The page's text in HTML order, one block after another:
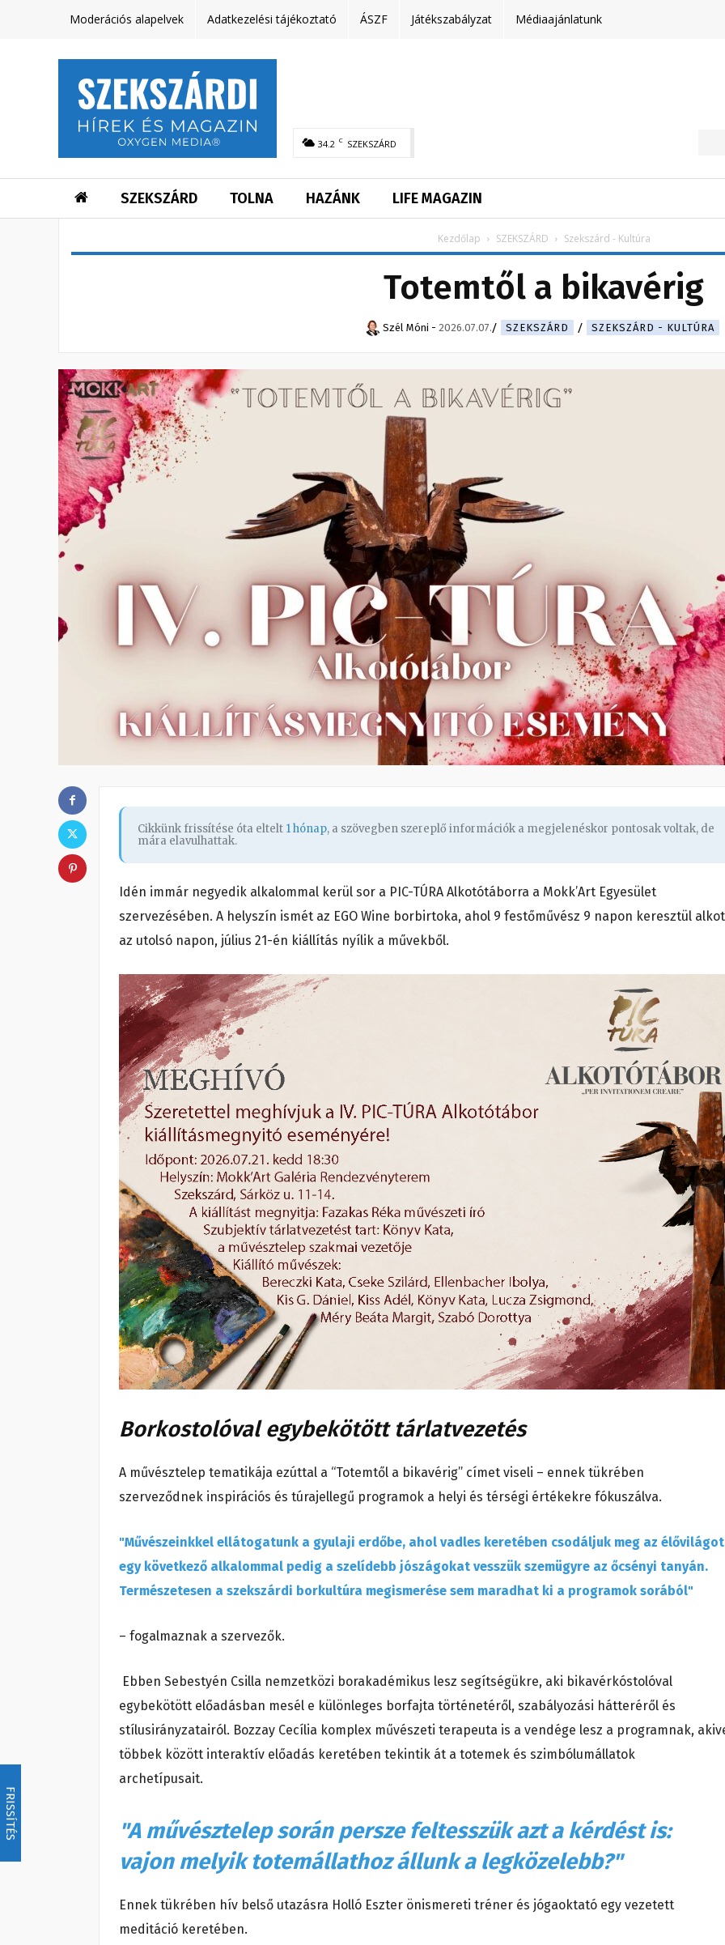
FRISSÍTÉS
Moderációs alapelvek Adatkezelési tájékoztató ÁSZF Játékszabályzat Médiaajánlatunk
34.2 C SZEKSZÁRD
SZEKSZÁRD TOLNA HAZÁNK LIFE MAGAZIN
Kezdőlap SZEKSZÁRD Szekszárd - Kultúra
Totemtől a bikavérig
Szél Móni - 2026.07.07. SZEKSZÁRD SZEKSZÁRD - KULTÚRA
Cikkünk frissítése óta eltelt 1 hónap, a szövegben szereplő információk a megjelenéskor pontosak voltak, de
mára elavulhattak.
Idén immár negyedik alkalommal kerül sor a PIC-TÚRA Alkotótáborra a Mokk’Art Egyesület
szervezésében. A helyszín ismét az EGO Wine borbirtoka, ahol 9 festőművész 9 napon keresztül
az utolsó napon, július 21-én kiállítás nyílik a művekből.
Borkostolóval egybekötött tárlatvezetés
A művésztelep tematikája ezúttal a “Totemtől a bikavérig” címet viseli – ennek tükrében
szerveződnek inspirációs és túrajellegű programok a helyi és térségi értékekre fókuszálva.
"Művészeinkkel ellátogatunk a gyulaji erdőbe, ahol vadles keretében csodáljuk meg az
egy következő alkalommal pedig a szelídebb jószágokat vesszük szemügyre az őcsényi tanyán.
Természetesen a szekszárdi borkultúra megismerése sem maradhat ki a programok sorából"
– fogalmaznak a szervezők.
Ebben Sebestyén Csilla nemzetközi borakadémikus lesz segítségükre, aki bikavérkóstolóval
egybekötött előadásban mesél e különleges borfajta történetéről, szabályozási hátteréről és
stílusirányzatairól. Bozzay Cecília komplex művészeti terapeuta is a vendége lesz a programnak,
többek között interaktív előadás keretében tekintik át a totemek és szimbólumállatok
archetípusait.
"A művésztelep során persze feltesszük azt a kérdést is:
vajon melyik totemállathoz állunk a legközelebb?"
Ennek tükrében hív belső utazásra Holló Eszter önismereti tréner és jógaoktató egy vezetett
meditáció keretében.